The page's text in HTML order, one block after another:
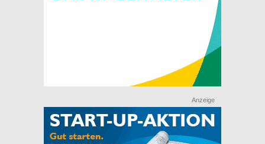
Anzeige